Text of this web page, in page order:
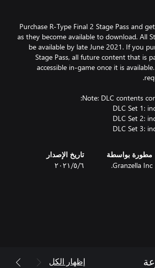
Purchase R-Type Final 2 Stage Pass and
as they become available to download. All
be available by late June 2021. If you
Stage Pass, all future content that is
accessible in-game once it is
مطورة بواسطة
Granzella Inc.
تاريخ الإصدار
٦‏/٥‏/٢٠٢١
إظهار الكل